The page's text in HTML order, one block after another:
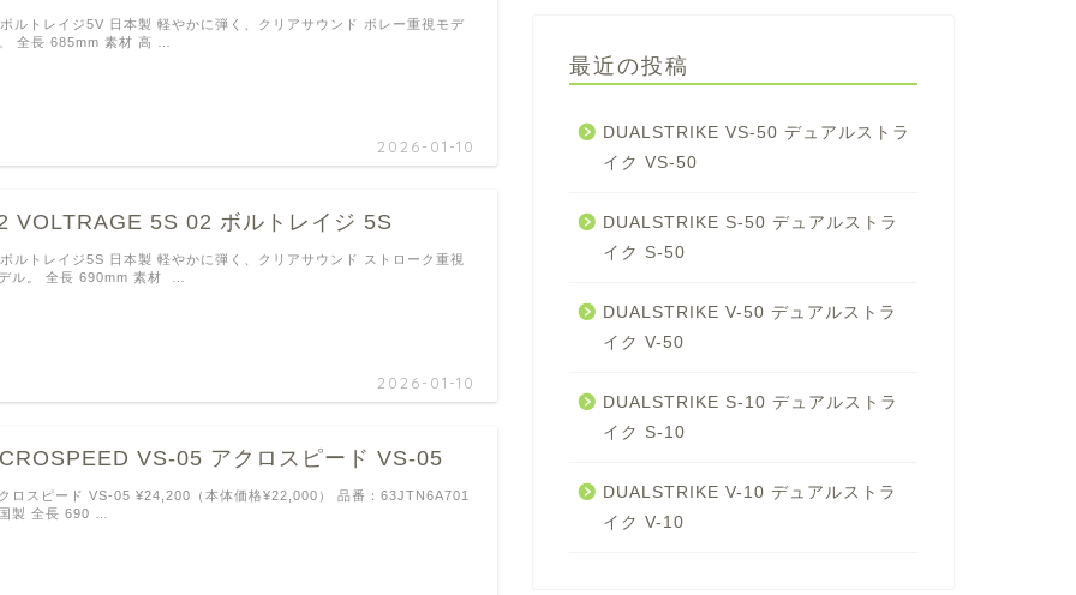
2026-01-10
ルトレイジ5V 日本製 軽やかに弾く、クリアサウンド ボレー重視モデ
全長 685mm 素材 高 …
VOLTRAGE 5S 02 ボルトレイジ 5S
2026-01-10
ルトレイジ5S 日本製 軽やかに弾く、クリアサウンド ストローク重視
ル。 全長 690mm 素材 …
VS-05 アクロスピード VS-05
ロスピード VS-05 ¥24,200（本体価格¥22,000） 品番：63JTN6A701
製 全長 690 …
最近の投稿
DUALSTRIKE VS-50 デュアルストラ
イク VS-50
DUALSTRIKE S-50 デュアルストラ
イク S-50
DUALSTRIKE V-50 デュアルストラ
イク V-50
DUALSTRIKE S-10 デュアルストラ
イク S-10
DUALSTRIKE V-10 デュアルストラ
イク V-10